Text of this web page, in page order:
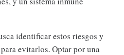
identificar estos riesgos y
evitarlos. Optar por una